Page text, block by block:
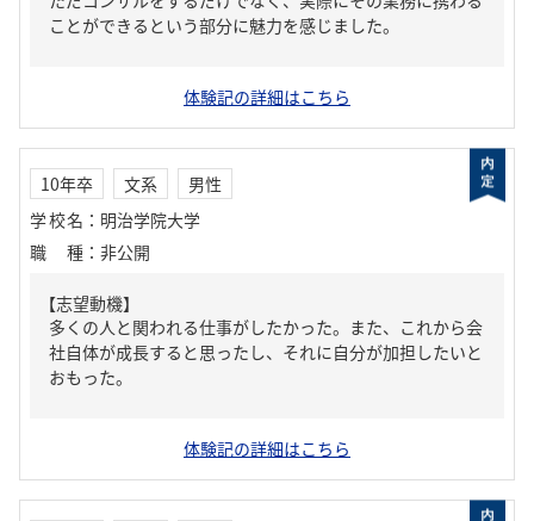
ことができるという部分に魅力を感じました。
体験記の詳細はこちら
10年卒 文系
男性
学校名 ： 明治学院大学
職種 ： 非公開
【志望動機】
多くの人と関われる仕事がしたかった。また、これから会
社自体が成長すると思ったし、それに自分が加担したいと
おもった。
体験記の詳細はこちら